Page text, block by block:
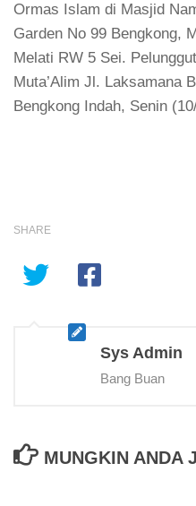
Ormas Islam di Masjid
Garden No 99 Bengkong,
Melati RW 5 Sei.
Muta’Alim Jl. Laksamana
Bengkong Indah, Senin
SHARE
Sys Admin
Bang Buan
MUNGKIN ANDA